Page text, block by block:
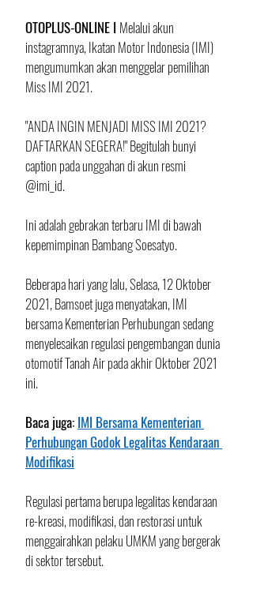
OTOPLUS-ONLINE I Melalui akun
instagramnya, Ikatan Motor Indonesia (IMI)
mengumumkan akan menggelar pemilihan
Miss IMI 2021.
"ANDA INGIN MENJADI MISS IMI 2021?
DAFTARKAN SEGERA!" Begitulah bunyi
caption pada unggahan di akun resmi
@imi_id.
Ini adalah gebrakan terbaru IMI di bawah
kepemimpinan Bambang Soesatyo.
Beberapa hari yang lalu, Selasa, 12 Oktober
2021, Bamsoet juga menyatakan, IMI
bersama Kementerian Perhubungan sedang
menyelesaikan regulasi pengembangan dunia
otomotif Tanah Air pada akhir Oktober 2021
ini.
Baca juga: IMI Bersama Kementerian
Perhubungan Godok Legalitas Kendaraan
Modifikasi
Regulasi pertama berupa legalitas kendaraan
re-kreasi, modifikasi, dan restorasi untuk
menggairahkan pelaku UMKM yang bergerak
di sektor tersebut.